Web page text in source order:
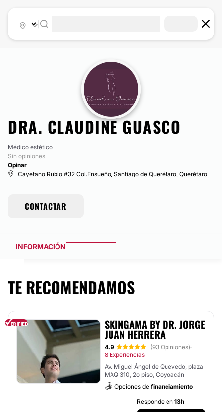
DRA. CLAUDINE GUASCO
Médico estético
Sin opiniones
Opinar
Cayetano Rubio #32 Col.Ensueño, Santiago de Querétaro, Querétaro
CONTACTAR
INFORMACIÓN
TE RECOMENDAMOS
SKINGAMA BY DR. JORGE
JUAN HERRERA
4.9 (93 Opiniones)·
8 Experiencias
Av. Miguel Ángel de Quevedo, plaza
MAQ 310, 2o piso, Coyoacán
Opciones de financiamiento
Responde en 13h